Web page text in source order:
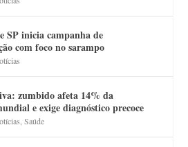
SP inicia campanha de
com foco no sarampo
zumbido afeta 14% da
e exige diagnóstico precoce
,Saúde